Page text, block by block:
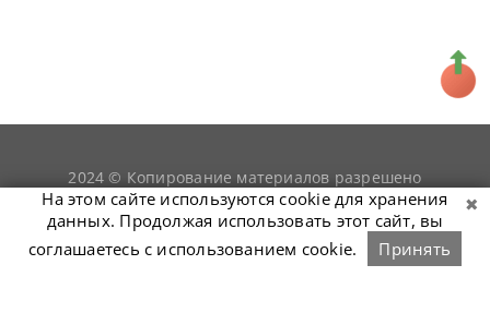
2024 © Копирование материалов разрешено
только при условии гиперссылки наsnookerist.ru
На этом сайте используются cookie для хранения
данных. Продолжая использовать этот сайт, вы
соглашаетесь с использованием cookie.
Принять